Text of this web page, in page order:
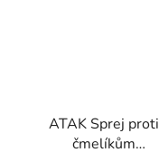
ATAK Sprej proti
čmelíkům